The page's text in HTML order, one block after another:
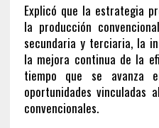
Explicó que la estrategia
la producción
secundaria y terciaria, la
la mejora continua de la
tiempo que se avanza
oportunidades vinculadas
convencionales.